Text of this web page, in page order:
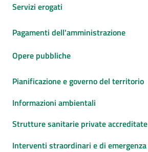
Servizi erogati
Pagamenti dell'amministrazione
Opere pubbliche
Pianificazione e governo del territorio
Informazioni ambientali
Strutture sanitarie private accreditate
Interventi straordinari e di emergenza